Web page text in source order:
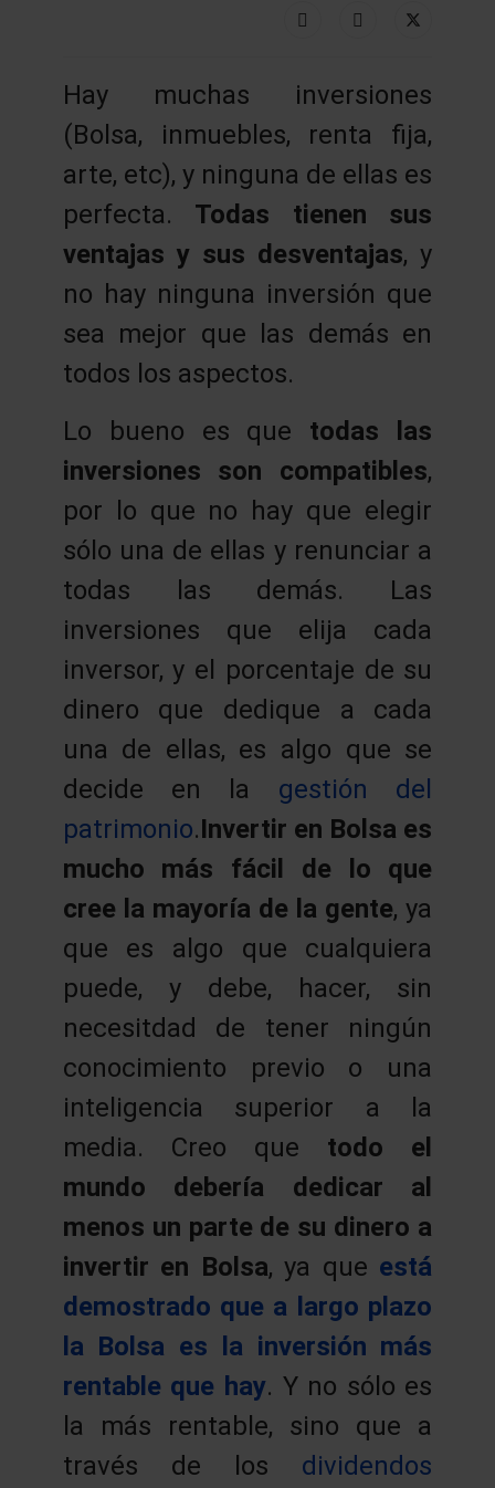
Hay muchas inversiones
(Bolsa, inmuebles, renta fija,
arte, etc), y ninguna de ellas es
perfecta. Todas tienen sus
ventajas y sus desventajas, y
no hay ninguna inversión que
sea mejor que las demás en
todos los aspectos.
Lo bueno es que todas las
inversiones son compatibles,
por lo que no hay que elegir
sólo una de ellas y renunciar a
todas las demás. Las
inversiones que elija cada
inversor, y el porcentaje de su
dinero que dedique a cada
una de ellas, es algo que se
decide en la gestión del
patrimonio.Invertir en Bolsa es
mucho más fácil de lo que
cree la mayoría de la gente, ya
que es algo que cualquiera
puede, y debe, hacer, sin
necesitdad de tener ningún
conocimiento previo o una
inteligencia superior a la
media. Creo que todo el
mundo debería dedicar al
menos un parte de su dinero a
invertir en Bolsa, ya que está
demostrado que a largo plazo
la Bolsa es la inversión más
rentable que hay. Y no sólo es
la más rentable, sino que a
través de los dividendos